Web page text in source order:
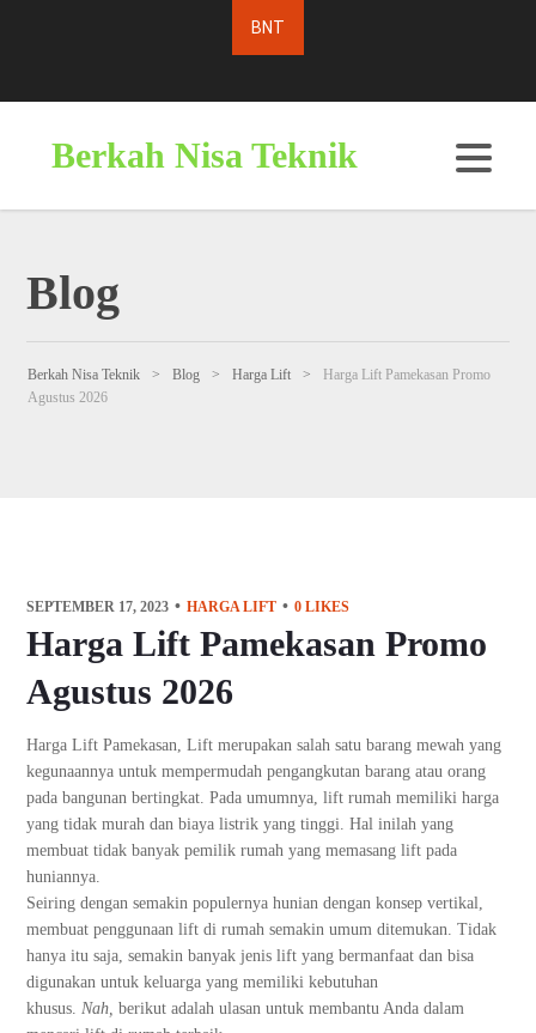
Berkah Nisa Teknik
Blog
Berkah Nisa Teknik > Blog > Harga Lift >
Harga Lift Pamekasan Promo
Agustus 2026
SEPTEMBER 17, 2023 HARGA LIFT 0 LIKES
Harga Lift Pamekasan Promo
Agustus 2026
Harga Lift Pamekasan, Lift merupakan salah satu barang mewah yang
kegunaannya untuk mempermudah pengangkutan barang atau orang
pada bangunan bertingkat. Pada umumnya, lift rumah memiliki harga
yang tidak murah dan biaya listrik yang tinggi. Hal inilah yang
membuat tidak banyak pemilik rumah yang memasang lift pada
huniannya.
Seiring dengan semakin populernya hunian dengan konsep vertikal,
membuat penggunaan lift di rumah semakin umum ditemukan. Tidak
hanya itu saja, semakin banyak jenis lift yang bermanfaat dan bisa
digunakan untuk keluarga yang memiliki kebutuhan
khusus.Nah,berikut adalah ulasan untuk membantu Anda dalam